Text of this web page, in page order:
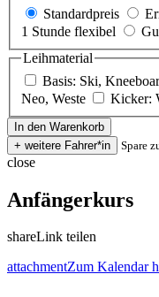
Standardpreis
1 Stunde flexibel
Leihmaterial
Basis: Ski,
Neo, Weste
Kicker:
Spare
close
Anfängerkurs
shareLink teilen
attachmentZum Kalendar